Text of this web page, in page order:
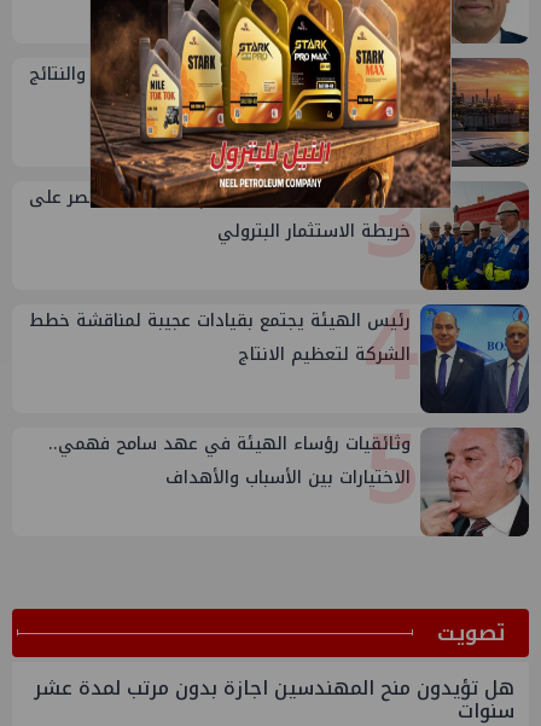
2
تقييم أداء وزارة البترول...بين حساب الأداء والنتائج
3
وزير البترول : كامل الاهتمام لوضع صعيد مصر على
خريطة الاستثمار البترولي
4
رئيس الهيئة يجتمع بقيادات عجيبة لمناقشة خطط
الشركة لتعظيم الانتاج
5
وثائقيات رؤساء الهيئة في عهد سامح فهمي..
الاختيارات بين الأسباب والأهداف
ﺗﺼﻮﻳﺖ
هل تؤيدون منح المهندسين اجازة بدون مرتب لمدة عشر
سنوات